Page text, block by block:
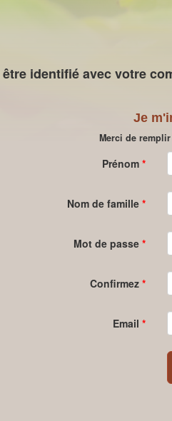
identifié avec votre
Je
Merci de
Prénom*
Nom de famille*
Mot de passe*
Confirmez*
Email*